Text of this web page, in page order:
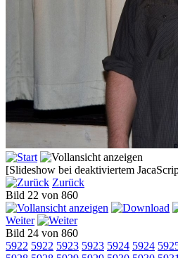
[Slideshow bei deaktiviertem
Zurück
Bild 22 von 860
Weiter
Bild 24 von 860
5922 5922 5923 5923 5924 5924